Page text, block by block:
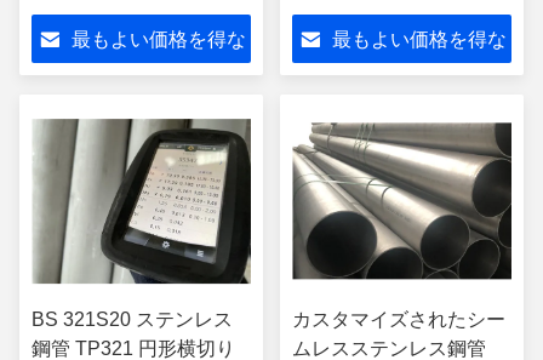
S32760
最もよい価格を得な
製成 製成 製成 製成 製成
製成 製成
最もよい価格を得な
BS 321S20 ステンレス
鋼管 TP321 円形横切り
カスタマイズされたシー
ムレスステンレス鋼管